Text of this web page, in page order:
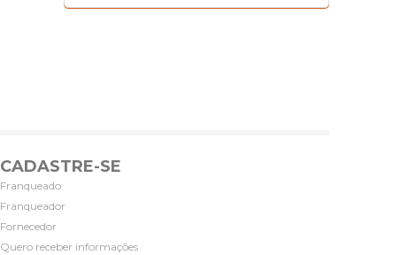
CADASTRE-SE
Franqueado
Franqueador
Fornecedor
Quero receber informações